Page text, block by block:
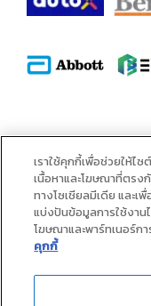
alliance
เราใช้คุกกี้เพื่อช่วยให้ไ
เนื้อหาและโฆษณาที่ตร
ทางโซเชียลมีเดีย และเ
แบ่งปันข้อมูลการใช้งาน
โฆษณาและพาร์ทเนอร์ก
คุกกี้